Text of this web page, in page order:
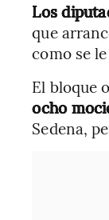
Los
que
como se
El bloque
ocho
Sedena,